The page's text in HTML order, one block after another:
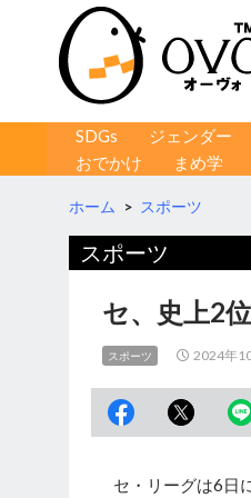
コンテンツへ移動
SDGs ジェンダー
おでかけ
まめ学
ホーム > スポーツ
スポーツ
セ、史上2
スポーツ 2024年
セ・リーグは6日